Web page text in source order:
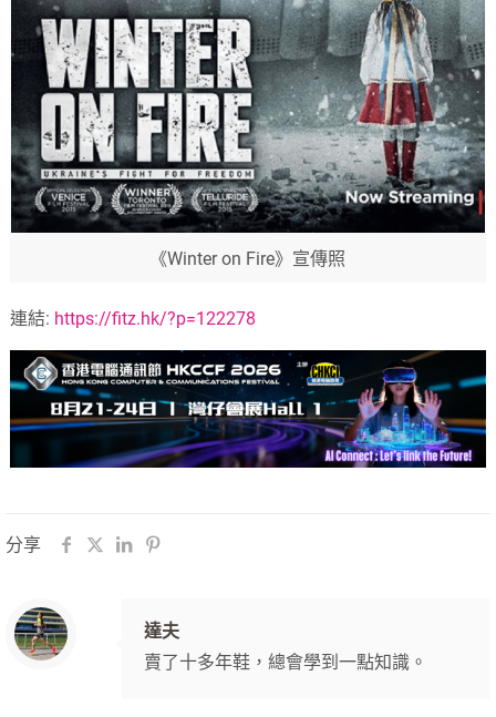
《Winter on Fire》宣傳照
連結: https://fitz.hk/?p=122278
分享
達夫
賣了十多年鞋，總會學到一點知識。